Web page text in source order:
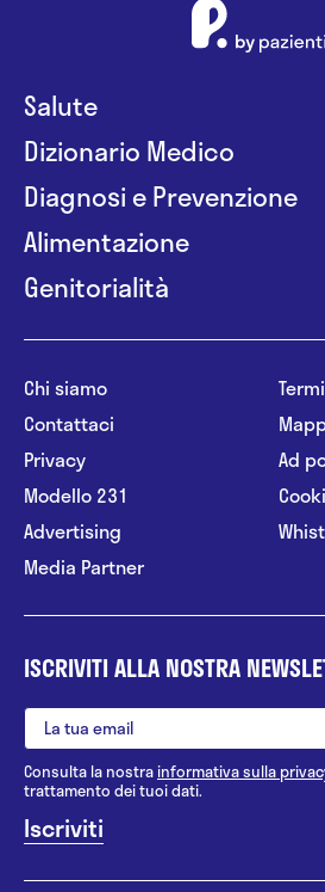
Salute
Dizionario Medico
Diagnosi e Prevenzione
Alimentazione
Genitorialità
Chi siamo
Contattaci
Privacy
Modello 231
Advertising
Media Partner
Ad
ISCRIVITI ALLA NOSTRA
Consulta la nostrainformativa sulla
trattamento dei tuoi dati.